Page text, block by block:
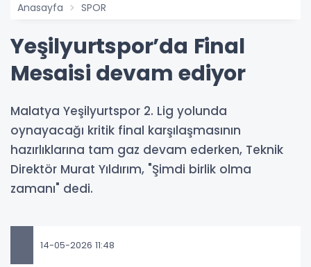
Anasayfa SPOR
Yeşilyurtspor’da Final
Mesaisi devam ediyor
Malatya Yeşilyurtspor 2. Lig yolunda
oynayacağı kritik final karşılaşmasının
hazırlıklarına tam gaz devam ederken, Teknik
Direktör Murat Yıldırım, "Şimdi birlik olma
zamanı" dedi.
14-05-2026 11:48